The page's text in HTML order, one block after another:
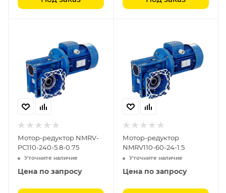
Мотор-редуктор NMRV-
PC110-240-5.8-0.75
Уточните наличие
Цена по запросу
Мотор-редуктор
NMRV110-60-24-1.5
Уточните наличие
Цена по запросу